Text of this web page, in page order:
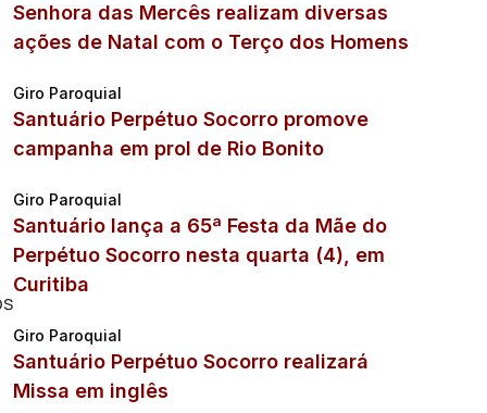
Senhora das Mercês realizam diversas
ações de Natal com o Terço dos Homens
Giro Paroquial
Santuário Perpétuo Socorro promove
campanha em prol de Rio Bonito
Giro Paroquial
Santuário lança a 65ª Festa da Mãe do
Perpétuo Socorro nesta quarta (4), em
Curitiba
Giro Paroquial
Santuário Perpétuo Socorro realizará
Missa em inglês